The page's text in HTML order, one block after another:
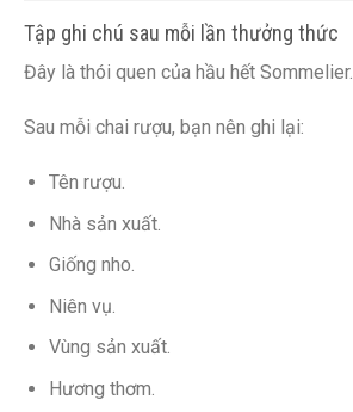
Tập ghi chú sau mỗi lần thưởng thức
Đây là thói quen của hầu hết Sommelier.
Sau mỗi chai rượu, bạn nên ghi lại:
Tên rượu.
Nhà sản xuất.
Giống nho.
Niên vụ.
Vùng sản xuất.
Hương thơm.